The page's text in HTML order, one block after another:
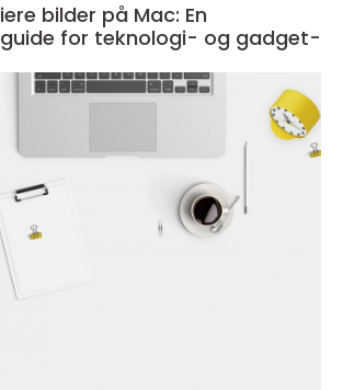
bilder på Mac: En
for teknologi- og gadget-